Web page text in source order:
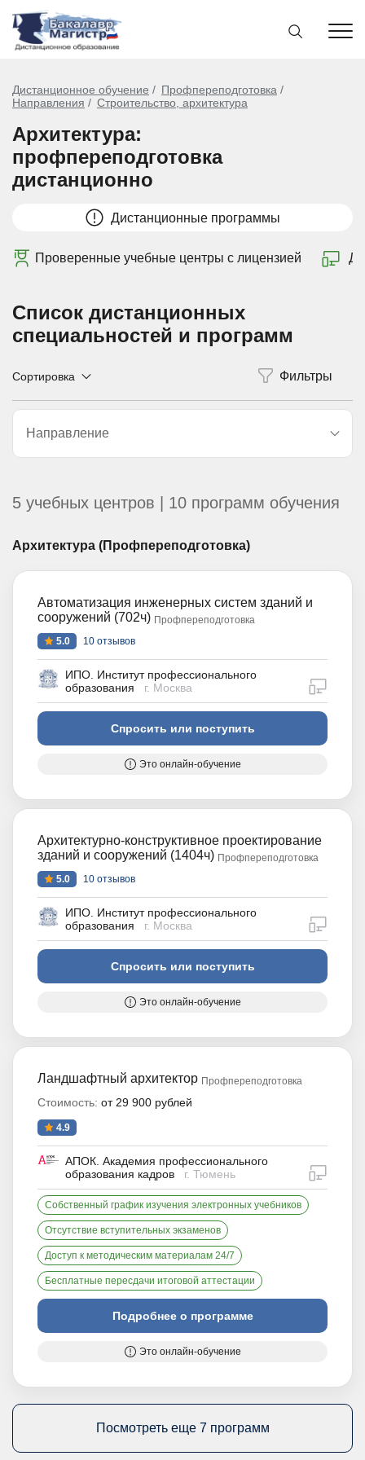
Дистанционное обучение
Профпереподготовка
Направления
Строительство, архитектура
Архитектура:
профпереподготовка
дистанционно
Дистанционные программы
Проверенные учебные центры с лицензией
Список дистанционных
специальностей и программ
Направление
Сортировка
5 учебных центров | 10 программ обучения
Архитектура (Профпереподготовка)
Автоматизация инженерных систем зданий и
сооружений (702ч) Профпереподготовка
5.0
10 отзывов
ИПО. Институт профессионального
образования
г. Москва
Спросить или поступить
Это онлайн-обучение
Архитектурно-конструктивное проектирование
зданий и сооружений (1404ч) Профпереподготовка
5.0
10 отзывов
ИПО. Институт профессионального
образования
г. Москва
Спросить или поступить
Это онлайн-обучение
Ландшафтный архитектор Профпереподготовка
Стоимость: от 29 900 рублей
4.9
АПОК. Академия профессионального
образования кадров
г. Тюмень
Собственный график изучения электронных учебников
Отсутствие вступительных экзаменов
Доступ к методическим материалам 24/7
Бесплатные пересдачи итоговой аттестации
Подробнее о программе
Это онлайн-обучение
Посмотреть еще 7 программ